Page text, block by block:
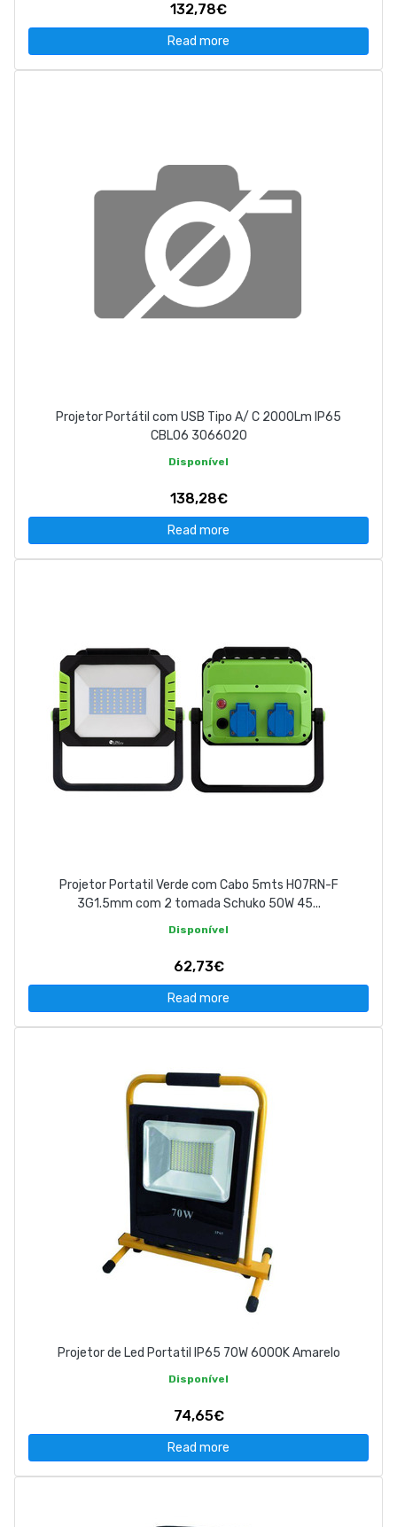
132,78€
Read more
Projetor Portátil com USB Tipo A/ C 2000Lm IP65
CBL06 3066020
Disponível
138,28€
Read more
Projetor Portatil Verde com Cabo 5mts H07RN-F
3G1.5mm com 2 tomada Schuko 50W 45...
Disponível
62,73€
Read more
Projetor de Led Portatil IP65 70W 6000K Amarelo
Disponível
74,65€
Read more